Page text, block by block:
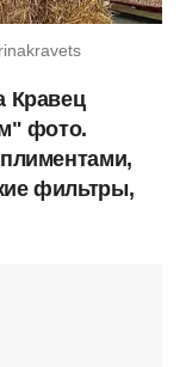
Кравец
фото.
фильтры,